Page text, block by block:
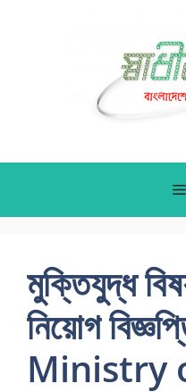
মুক্তিযুদ্ধ
নিয়োগ
Ministry